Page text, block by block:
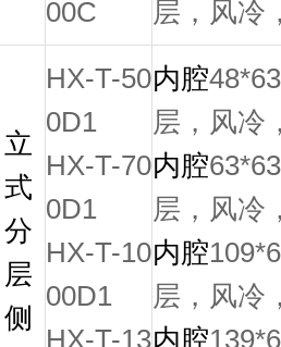
00C 层，风冷
立
式
分
层
侧
HX-T-50
0D1
HX-T-70
0D1
HX-T-10
00D1
HX-T-13
内腔
层，风冷
内腔
层，风冷
内腔
层，风冷
内腔